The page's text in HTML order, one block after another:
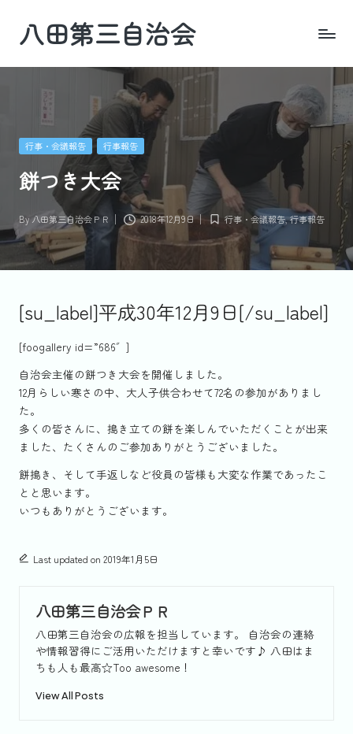
content
八田第三自治会
地Posted
行事・会議報告 行事報告
餅つき大会
Posted
by
By八田第三自治会ＰＲ 2018年12月9日
Posted
in
行事・会議報告,行事報告
[su_label]平成30年12月9日[/su_label]
[foogallery id=”686″]
自治会主催の餅つき大会を開催しました。
12月らしい寒さの中、大人子供合わせて72名の参加がありまし
た。
多くの皆さんに、搗き立ての餅を楽しんでいただくことが出来
ました、たくさんのご参加ありがとうございました。
餅搗き、そして手返しなど役員の皆様も大変な作業であったこ
とと思います。
いつもありがとうございます。
Last updated on 2019年1月5日
八田第三自治会ＰＲ
八田第三自治会の広報を担当しています。 自治会の連絡
や情報習得にご活用いただけますと幸いです♪ 八田はま
ちも人も最高☆Too awesome！
View All Posts